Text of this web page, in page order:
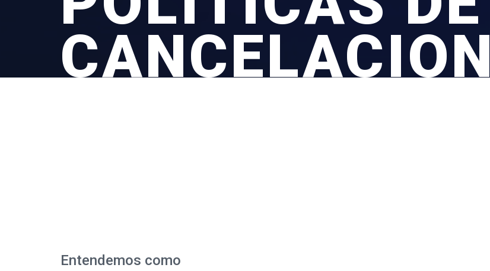
CANCELACION
Entendemos como